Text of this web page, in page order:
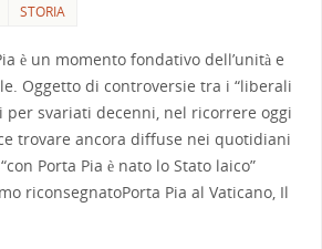
STORIA
è un momento fondativo dell’unità e
Oggetto di controversie tra i “liberali
per svariati decenni, nel ricorrere oggi
trovare ancora diffuse nei quotidiani
Porta Pia è nato lo Stato laico”
riconsegnatoPorta Pia al Vaticano, Il